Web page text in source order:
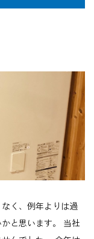
く、例年よりは過
と思います。 当社